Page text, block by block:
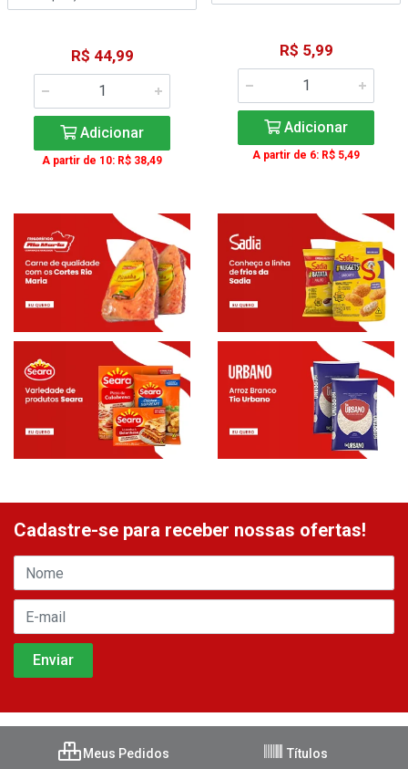
R$ 44,99
Adicionar
A partir de 10: R$ 38,49
R$ 5,99
Adicionar
A partir de 6: R$ 5,49
Cadastre-se para receber nossas ofertas!
Meus Pedidos Títulos